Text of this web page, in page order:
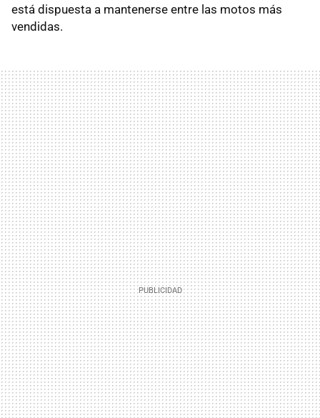
está dispuesta a mantenerse entre las motos más
vendidas.